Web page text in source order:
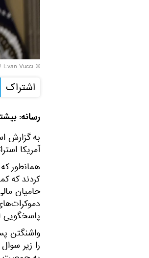
© AP Photo / Evan Vucci
اشتراک
رسانه:
به گزارش
آمریکا
همانطور
کردند که
پاسخگویی
واشنگتن
را زیر